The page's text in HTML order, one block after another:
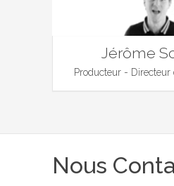
Jérôme
Producteur - Directeur
Nous